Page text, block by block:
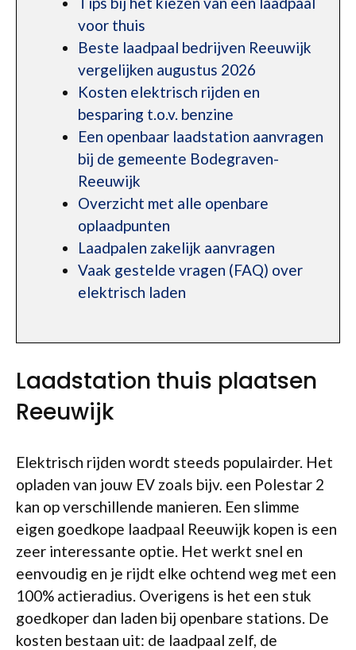
voor thuis
Beste laadpaal bedrijven Reeuwijk
vergelijken augustus 2026
Kosten elektrisch rijden en
besparing t.o.v. benzine
Een openbaar laadstation aanvragen
bij de gemeente Bodegraven-
Reeuwijk
Overzicht met alle openbare
oplaadpunten
Laadpalen zakelijk aanvragen
Vaak gestelde vragen (FAQ) over
elektrisch laden
Laadstation thuis plaatsen
Reeuwijk
Elektrisch rijden wordt steeds populairder. Het
opladen van jouw EV zoals bijv. een Polestar 2
kan op verschillende manieren. Een slimme
eigen goedkope laadpaal Reeuwijk kopen is een
zeer interessante optie. Het werkt snel en
eenvoudig en je rijdt elke ochtend weg met een
100% actieradius. Overigens is het een stuk
goedkoper dan laden bij openbare stations. De
kosten bestaan uit: de laadpaal zelf, de